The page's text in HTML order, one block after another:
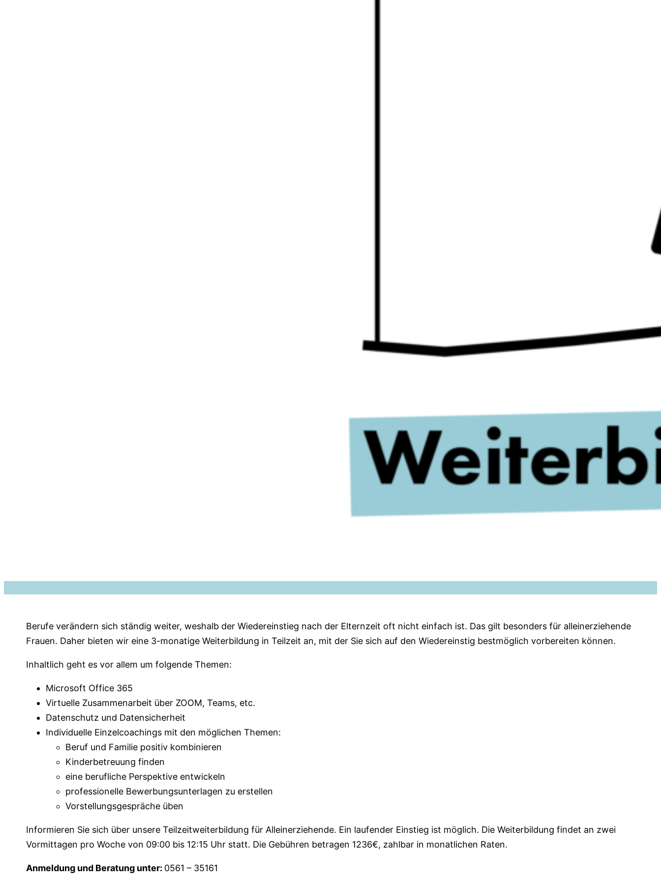
Berufe verändern sich ständig weiter, weshalb der Wiedereinstieg nach der Elternzeit oft nicht einfach ist. Das gilt besonders für alleinerziehende
Frauen. Daher bieten wir eine 3-monatige Weiterbildung in Teilzeit an, mit der Sie sich auf den Wiedereinstig bestmöglich vorbereiten können.
Inhaltlich geht es vor allem um folgende Themen:
Microsoft Office 365
Virtuelle Zusammenarbeit über ZOOM, Teams, etc.
Datenschutz und Datensicherheit
Individuelle Einzelcoachings mit den möglichen Themen:
Beruf und Familie positiv kombinieren
Kinderbetreuung finden
eine berufliche Perspektive entwickeln
professionelle Bewerbungsunterlagen zu erstellen
Vorstellungsgespräche üben
Informieren Sie sich über unsere Teilzeitweiterbildung für Alleinerziehende. Ein laufender Einstieg ist möglich. Die Weiterbildung findet an zwei
Vormittagen pro Woche von 09:00 bis 12:15 Uhr statt. Die Gebühren betragen 1236€, zahlbar in monatlichen Raten.
Anmeldung und Beratung unter: 0561 – 35161